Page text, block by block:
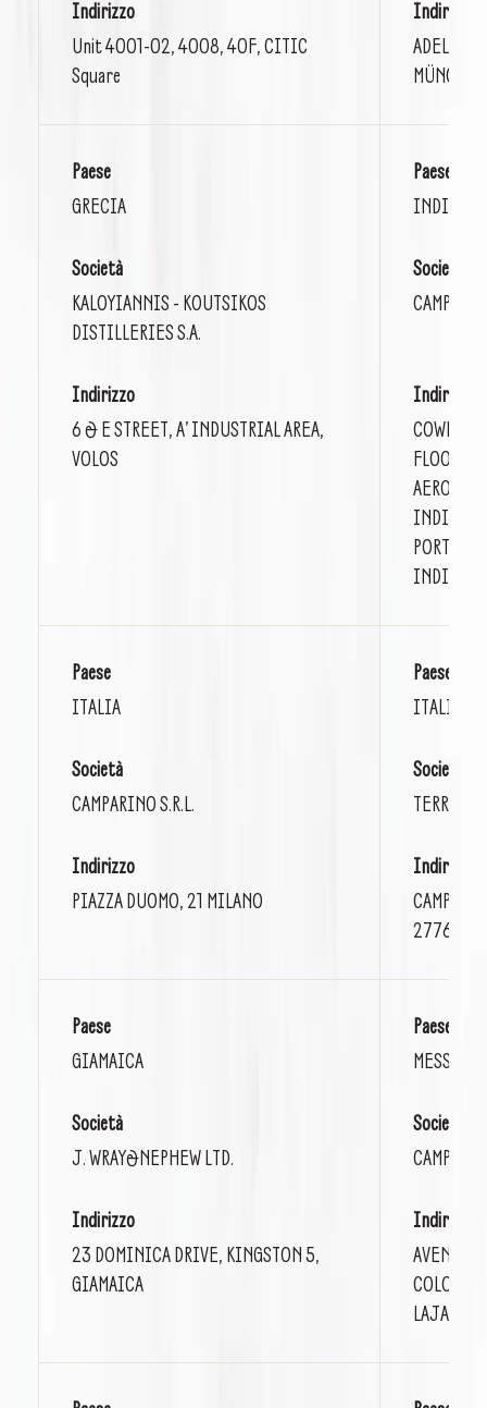
Indirizzo
Unit 4001-02, 4008, 40F, CITIC
Square
Indirizzo
Paese
GRECIA
Paese
INDIA
Società
KALOYIANNIS - KOUTSIKOS
DISTILLERIES S.A.
Società
CAMPARI
Indirizzo
6 & E STREET, A’ INDUSTRIAL AREA,
VOLOS
Indirizzo
COWRKS,
FLOOR,
INDIRA
PORT,
INDIA
Paese
ITALIA
Paese
ITALIA
Società
CAMPARINO S.R.L.
Società
Indirizzo
PIAZZA DUOMO, 21 MILANO
Indirizzo
CAMPO
2776
Paese
GIAMAICA
Paese
MESSICO
Società
J. WRAY&NEPHEW LTD.
Società
CAMPARI
Indirizzo
23 DOMINICA DRIVE, KINGSTON 5,
GIAMAICA
Indirizzo
AVENIDA
COLONIA
LAJARA,